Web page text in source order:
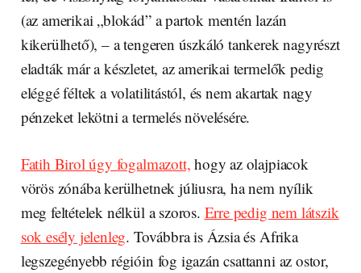
(az amerikai „blokád” a partok mentén lazán
kikerülhető), – a tengeren úszkáló tankerek nagyrészt
eladták már a készletet, az amerikai termelők pedig
eléggé féltek a volatilitástól, és nem akartak nagy
pénzeket lekötni a termelés növelésére.
Fatih Birol úgy fogalmazott, hogy az olajpiacok
vörös zónába kerülhetnek júliusra, ha nem nyílik
meg feltételek nélkül a szoros. Erre pedig nem látszik
sok esély jelenleg. Továbbra is Ázsia és Afrika
legszegényebb régióin fog igazán csattanni az ostor,